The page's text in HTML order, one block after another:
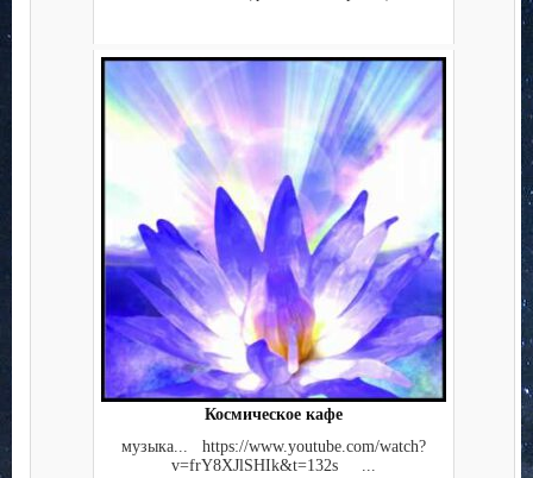
Космическое кафе
музыка... https://www.youtube.com/watch?
v=frY8XJlSHIk&t=132s ...